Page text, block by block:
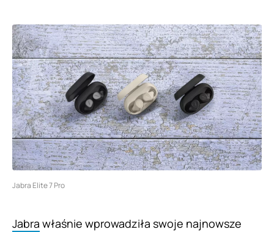
Jabra Elite 7 Pro
Jabra właśnie wprowadziła swoje najnowsze